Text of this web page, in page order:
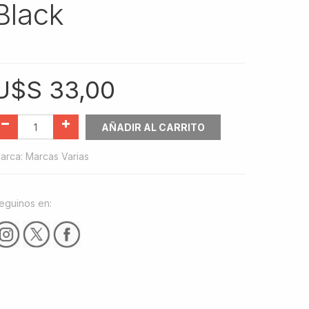
33,00
AÑADIR AL CARRITO
: Marcas Varias
en: